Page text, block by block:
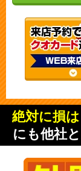
絶対に損
にも他社